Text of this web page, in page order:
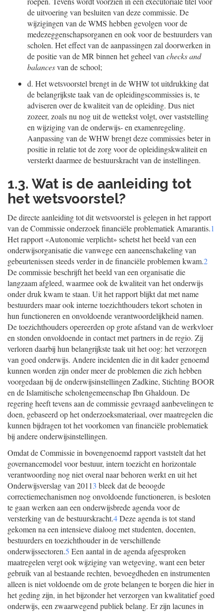
de uitvoering van besluiten van deze commissie. De
wijzigingen van de WMS hebben gevolgen voor de
medezeggenschapsorganen en ook voor de bestuurders van
scholen. Het effect van de aanpassingen zal doorwerken in
de positie van de MR binnen het geheel van checks and
balancesvan de school;
d. Het wetsvoorstel brengt in de WHW tot uitdrukking dat
de belangrijkste taak van de opleidingscommissies is, te
adviseren over de kwaliteit van de opleiding. Dus niet
zozeer, zoals nu nog uit de wettekst volgt, over vaststelling
en wijziging van de onderwijs- en examenregeling.
Aanpassing van de WHW brengt deze commissies beter in
positie in relatie tot de zorg voor de opleidingskwaliteit en
versterkt daarmee de bestuurskracht van de instellingen.
1.3. Wat is de aanleiding tot
het wetsvoorstel?
De directe aanleiding tot dit wetsvoorstel is gelegen in het rapport
van de Commissie onderzoek financiële problematiek Amarantis.1
Het rapport «Autonomie verplicht» schetst het beeld van een
onderwijsorganisatie die vanwege een aaneenschakeling van
gebeurtenissen steeds verder in de financiële problemen kwam.2
De commissie beschrijft het beeld van een organisatie die
langzaam afgleed, waarmee ook de kwaliteit van het onderwijs
onder druk kwam te staan. Uit het rapport blijkt dat met name
bestuurders maar ook interne toezichthouders tekort schoten in
hun functioneren en onvoldoende verantwoordelijkheid namen.
De toezichthouders opereerden op grote afstand van de werkvloer
en stonden onvoldoende in contact met partners in de regio. Zij
verloren daarbij hun belangrijkste taak uit het oog: het verzorgen
van goed onderwijs. Andere incidenten die in dit kader genoemd
kunnen worden zijn onder meer de problemen die zich hebben
voorgedaan bij de onderwijsinstellingen Zadkine, Stichting BOOR
en de Islamitische scholengemeenschap Ibn Ghaldoun. De
regering heeft tevens aan de commissie gevraagd aanbevelingen te
doen, gebaseerd op het onderzoeksmateriaal, over maatregelen die
kunnen bijdragen tot het voorkomen van financiële problematiek
bij andere onderwijsinstellingen.
Omdat de Commissie in bovengenoemd rapport vaststelt dat het
governancemodel voor bestuur, intern toezicht en horizontale
verantwoording nog niet overal naar behoren werkt en uit het
Onderwijsverslag van 20113 bleek dat de beoogde
correctiemechanismen nog onvoldoende functioneren, is besloten
te gaan werken aan een onderwijsbrede agenda voor de
versterking van de bestuurskracht.4Deze agenda is tot stand
gekomen na een intensieve dialoog met studenten, docenten,
bestuurders en toezichthouder in de verschillende
onderwijssectoren.5 Een aantal in de agenda afgesproken
maatregelen vergt ook wijziging van wetgeving, want een beter
gebruik van al bestaande rechten, bevoegdheden en instrumenten
alleen is niet voldoende om de grote belangen te borgen die hier in
het geding zijn, in het bijzonder het verzorgen van kwalitatief goed
onderwijs, een zwaarwegend publiek belang. Er zijn lacunes in